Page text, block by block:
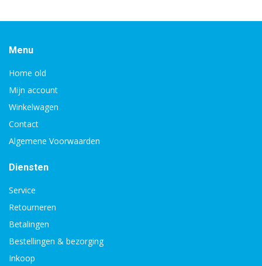
Menu
Home old
Mijn account
Winkelwagen
Contact
Algemene Voorwaarden
Diensten
Service
Retourneren
Betalingen
Bestellingen & bezorging
Inkoop